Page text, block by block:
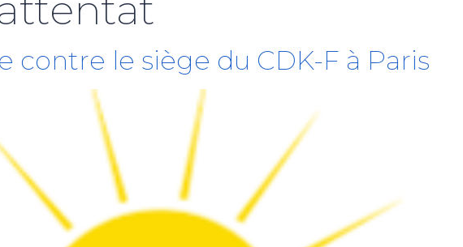
contre le siège du CDK-F à Paris